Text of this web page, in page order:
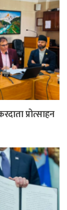
प्रोत्साहन